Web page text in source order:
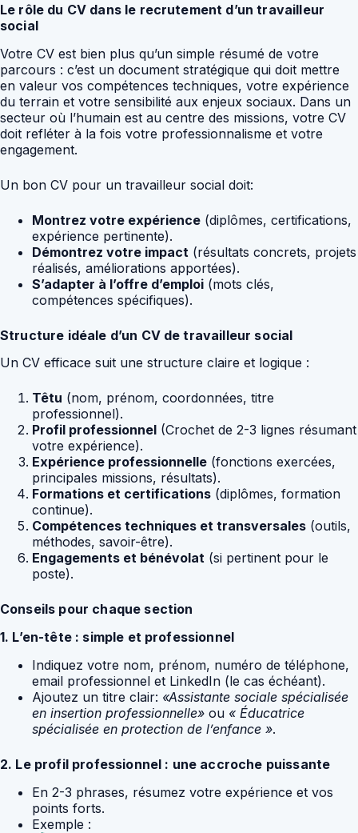
Le rôle du CV dans le recrutement d’un travailleur
social
Votre CV est bien plus qu’un simple résumé de votre
parcours : c’est un document stratégique qui doit mettre
en valeur vos compétences techniques, votre expérience
du terrain et votre sensibilité aux enjeux sociaux. Dans un
secteur où l’humain est au centre des missions, votre CV
doit refléter à la fois votre professionnalisme et votre
engagement.
Un bon CV pour un travailleur social doit:
Montrez votre expérience (diplômes, certifications,
expérience pertinente).
Démontrez votre impact (résultats concrets, projets
réalisés, améliorations apportées).
S’adapter à l’offre d’emploi (mots clés,
compétences spécifiques).
Structure idéale d’un CV de travailleur social
Un CV efficace suit une structure claire et logique :
Têtu (nom, prénom, coordonnées, titre
professionnel).
Profil professionnel (Crochet de 2-3 lignes résumant
votre expérience).
Expérience professionnelle (fonctions exercées,
principales missions, résultats).
Formations et certifications (diplômes, formation
continue).
Compétences techniques et transversales (outils,
méthodes, savoir-être).
Engagements et bénévolat (si pertinent pour le
poste).
Conseils pour chaque section
1. L’en-tête : simple et professionnel
Indiquez votre nom, prénom, numéro de téléphone,
email professionnel et LinkedIn (le cas échéant).
Ajoutez un titre clair: «Assistante sociale spécialisée
en insertion professionnelle» ou « Éducatrice
spécialisée en protection de l’enfance ».
2. Le profil professionnel : une accroche puissante
En 2-3 phrases, résumez votre expérience et vos
points forts.
Exemple :